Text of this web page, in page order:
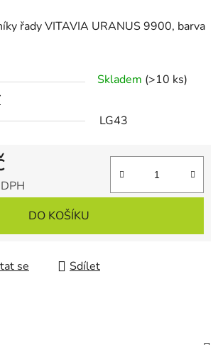
řady VITAVIA URANUS 9900, barva
Skladem (>10 ks)
LG43
DO KOŠÍKU
se Sdílet